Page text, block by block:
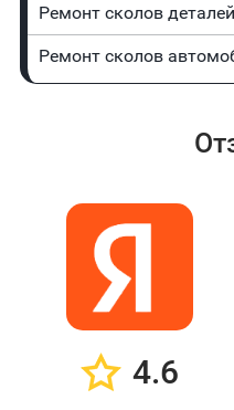
Ремонт сколов
Ремонт сколов
4.6